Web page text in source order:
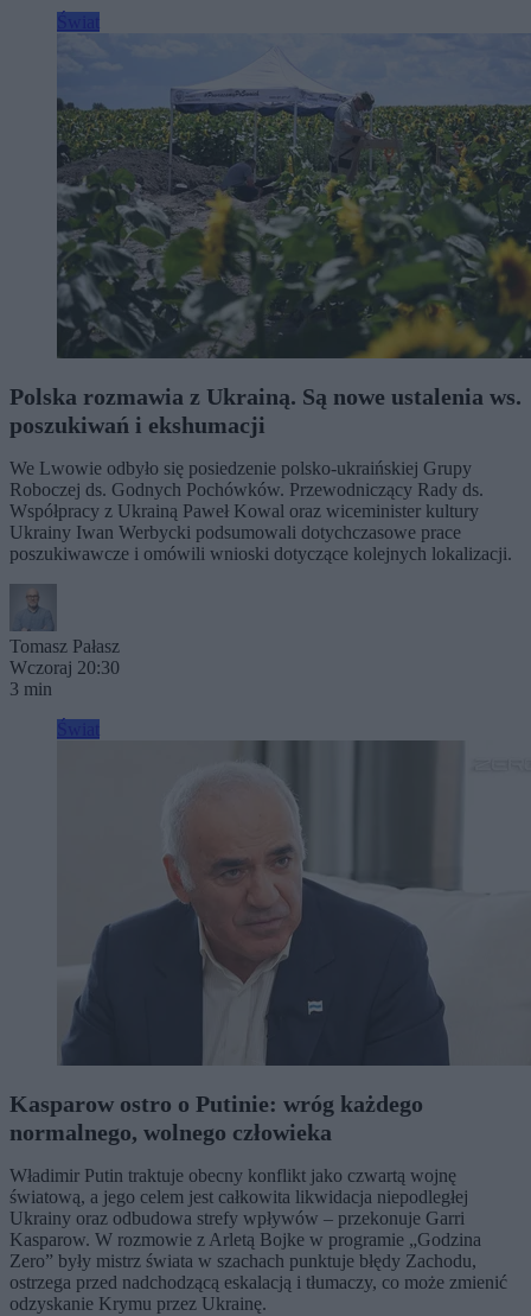
Polska rozmawia z Ukrainą. Są nowe ustalenia ws.
poszukiwań i ekshumacji
We Lwowie odbyło się posiedzenie polsko-ukraińskiej Grupy
Roboczej ds. Godnych Pochówków. Przewodniczący Rady ds.
Współpracy z Ukrainą Paweł Kowal oraz wiceminister kultury
Ukrainy Iwan Werbycki podsumowali dotychczasowe prace
poszukiwawcze i omówili wnioski dotyczące kolejnych lokalizacji.
Tomasz Pałasz
Wczoraj 20:30
3 min
Kasparow ostro o Putinie: wróg każdego
normalnego, wolnego człowieka
Władimir Putin traktuje obecny konflikt jako czwartą wojnę
światową, a jego celem jest całkowita likwidacja niepodległej
Ukrainy oraz odbudowa strefy wpływów – przekonuje Garri
Kasparow. W rozmowie z Arletą Bojke w programie „Godzina
Zero” były mistrz świata w szachach punktuje błędy Zachodu,
ostrzega przed nadchodzącą eskalacją i tłumaczy, co może zmienić
odzyskanie Krymu przez Ukrainę.